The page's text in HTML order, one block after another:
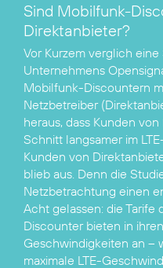
Sind Mobilfunk-
Direktanbieter?
Vor Kurzem verglich eine
Unternehmens
Mobilfunk-Discountern
Netzbetreiber
heraus, dass Kunden
Schnitt langsamer im
Kunden von
blieb aus. Denn die
Netzbetrachtung einen
Acht gelassen: die
Discounter bieten in
Geschwindigkeiten an –
maximale LTE-